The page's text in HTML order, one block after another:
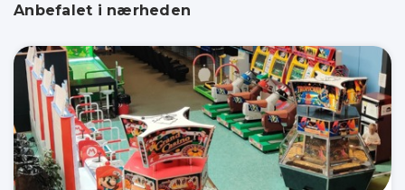
Anbefalet i nærheden